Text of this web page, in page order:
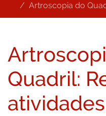
Artroscopia do
Quadril:
atividades